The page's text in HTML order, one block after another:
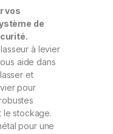
vos
de
à levier
aide dans
et
pour
le stockage.
pour une